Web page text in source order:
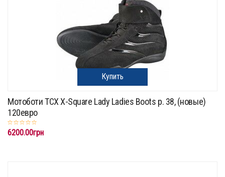
Купить
Мотоботи TCX X-Square Lady Ladies Boots p. 38, (новые)
120евро
6200.00грн